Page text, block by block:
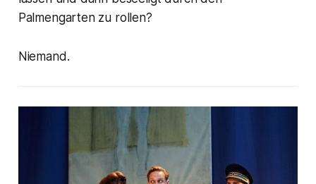
Palmengarten zu rollen?
Niemand.